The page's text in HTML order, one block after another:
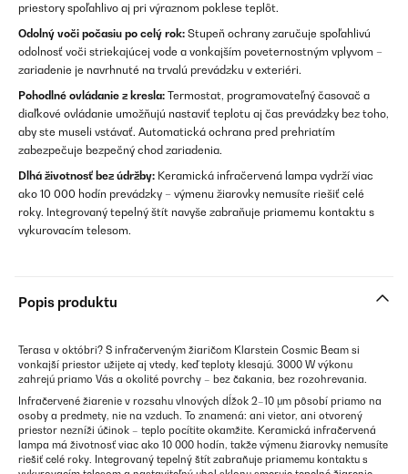
priestory spoľahlivo aj pri výraznom poklese teplôt.
Odolný voči počasiu po celý rok: Stupeň ochrany zaručuje spoľahlivú
odolnosť voči striekajúcej vode a vonkajším poveternostným vplyvom –
zariadenie je navrhnuté na trvalú prevádzku v exteriéri.
Pohodlné ovládanie z kresla: Termostat, programovateľný časovač a
diaľkové ovládanie umožňujú nastaviť teplotu aj čas prevádzky bez toho,
aby ste museli vstávať. Automatická ochrana pred prehriatím
zabezpečuje bezpečný chod zariadenia.
Dlhá životnosť bez údržby: Keramická infračervená lampa vydrží viac
ako 10 000 hodín prevádzky – výmenu žiarovky nemusíte riešiť celé
roky. Integrovaný tepelný štít navyše zabraňuje priamemu kontaktu s
vykurovacím telesom.
Popis produktu
Terasa v októbri? S infračerveným žiaričom Klarstein Cosmic Beam si
vonkajší priestor užijete aj vtedy, keď teploty klesajú. 3000 W výkonu
zahrejú priamo Vás a okolité povrchy – bez čakania, bez rozohrevania.
Infračervené žiarenie v rozsahu vlnových dĺžok 2–10 μm pôsobí priamo na
osoby a predmety, nie na vzduch. To znamená: ani vietor, ani otvorený
priestor nezníži účinok – teplo pocítite okamžite. Keramická infračervená
lampa má životnosť viac ako 10 000 hodín, takže výmenu žiarovky nemusíte
riešiť celé roky. Integrovaný tepelný štít zabraňuje priamemu kontaktu s